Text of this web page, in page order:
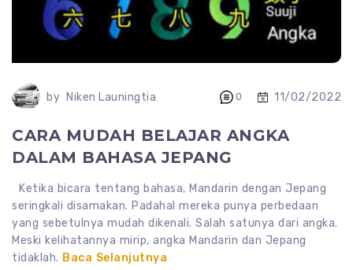
by Niken Launingtia 0 11/02/2022
CARA MUDAH BELAJAR ANGKA
DALAM BAHASA JEPANG
Ketika bicara tentang bahasa, Mandarin dengan Jepang
seringkali disamakan. Padahal mereka punya perbedaan
yang sebetulnya mudah dikenali. Salah satunya dari angka.
Meski kelihatannya mirip, angka Mandarin dan Jepang
tidaklah. Baca Selanjutnya